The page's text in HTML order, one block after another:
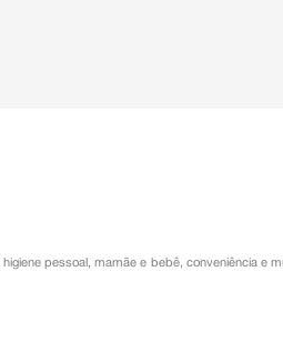
higiene pessoal ,mamãe e bebê, conveniênciae